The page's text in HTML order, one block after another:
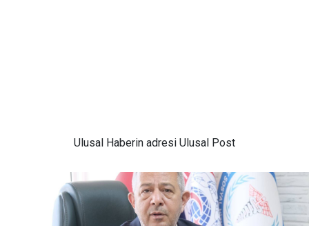
Ulusal Haberin adresi Ulusal Post